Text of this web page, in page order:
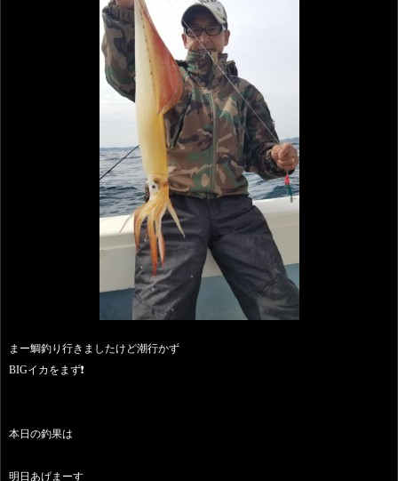
まー鯛釣り行きましたけど潮行かず
BIGイカをまず❗
本日の釣果は
明日あげまーす